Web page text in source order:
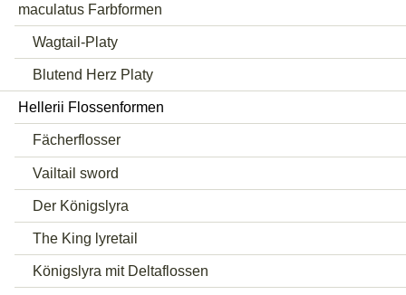
maculatus Farbformen
Wagtail-Platy
Blutend Herz Platy
Hellerii Flossenformen
Fächerflosser
Vailtail sword
Der Königslyra
The King lyretail
Königslyra mit Deltaflossen